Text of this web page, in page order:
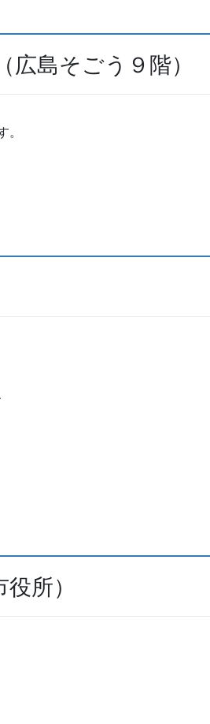
広島そごう９階）
。
所）